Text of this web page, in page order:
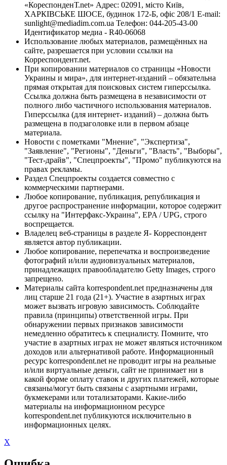
«КореспонденТ.net» Адрес: 02091, місто Київ,
ХАРКІВСЬКЕ ШОСЕ, будинок 172-Б, офіс 208/1 E-mail:
sunlight@mediadim.com.ua Телефон: 044-205-43-00
Идентификатор медиа - R40-06068
Использование любых материалов, размещённых на
сайте, разрешается при условии ссылки на
Корреспондент.net.
При копировании материалов со страницы «Новости
Украины и мира», для интернет-изданий – обязательна
прямая открытая для поисковых систем гиперссылка.
Ссылка должна быть размещена в независимости от
полного либо частичного использования материалов.
Гиперссылка (для интернет- изданий) – должна быть
размещена в подзаголовке или в первом абзаце
материала.
Новости с пометками "Мнение", "Экспертиза",
"Заявление", "Регионы", "Деньги", "Власть", "Выборы",
"Тест-драйв", "Спецпроекты", "Промо" публикуются на
правах рекламы.
Раздел Спецпроекты создается совместно с
коммерческими партнерами.
Любое копирование, публикация, републикация и
другое распространение информации, которое содержит
ссылку на "Интерфакс-Украина", EPA / UPG, строго
воспрещается.
Владелец веб-страницы в разделе Я- Корреспондент
является автор публикации.
Любое копирование, перепечатка и воспроизведение
фотографий и/или аудиовизуальных материалов,
принадлежащих правообладателю Getty Images, строго
запрещено.
Материалы сайта korrespondent.net предназначены для
лиц старше 21 года (21+). Участие в азартных играх
может вызвать игровую зависимость. Соблюдайте
правила (принципы) ответственной игры. При
обнаружении первых признаков зависимости
немедленно обратитесь к специалисту. Помните, что
участие в азартных играх не может являться источником
доходов или альтернативой работе. Информационный
ресурс korrespondent.net не проводит игры на реальные
и/или виртуальные деньги, сайт не принимает ни в
какой форме оплату ставок и других платежей, которые
связаны/могут быть связаны с азартными играми,
букмекерами или тотализаторами. Какие-либо
материалы на информационном ресурсе
korrespondent.net публикуются исключительно в
информационных целях.
X